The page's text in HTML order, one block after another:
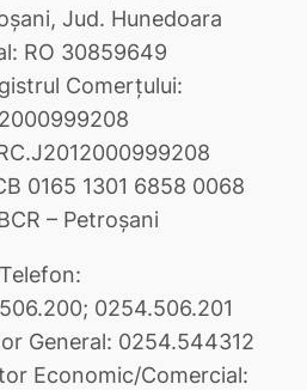
Jud. Hunedoara
RO 30859649
Comerţului:
0165 1301 6858 0068
– Petroşani
Telefon:
0254.506.201
General: 0254.544312
Economic/Comercial: